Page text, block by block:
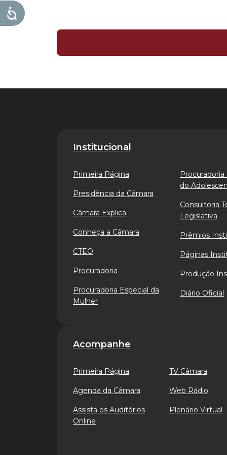
Institucional
Primeira Página
Presidência da Câmara
Câmara Explica
Conheça a Câmara
CTEO
Procuradoria
Procuradoria Especial da
Mulher
Procuradoria
do
Consultoria
Legislativa
Prêmios
Páginas
Produção
Diário Oficial
Acompanhe
Primeira Página
Agenda da Câmara
Assista os Auditórios
Online
TV Câmara
Web Rádio
Plenário Virtual